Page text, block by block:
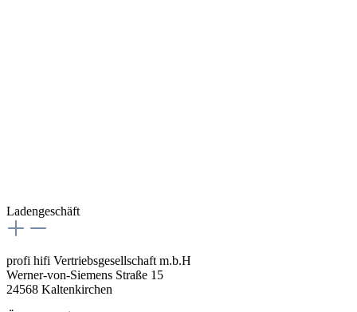
Ladengeschäft
profi hifi Vertriebsgesellschaft m.b.H
Werner-von-Siemens Straße 15
24568 Kaltenkirchen